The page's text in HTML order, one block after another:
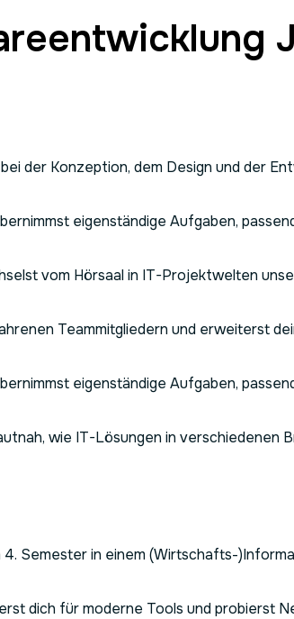
der Konzeption, dem Design und der
eigenständige Aufgaben,
vom Hörsaal in IT-Projektwelten
Teammitgliedern und erweiterst
eigenständige Aufgaben,
wie IT-Lösungen in verschiedenen
4. Semester in einem (Wirtschafts-
dich für moderne Tools und probierst